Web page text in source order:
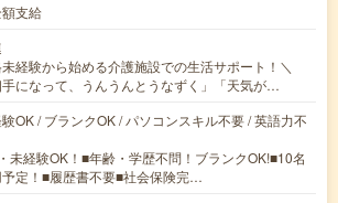
支給
未経験から始める介護施設での生活サポート！＼
手になって、うんうんとうなずく」「天気が…
OK / ブランクOK / パソコンスキル不要 / 英語力不
未経験OK！■年齢・学歴不問！ブランクOK!■10名
予定！■履歴書不要■社会保険完…